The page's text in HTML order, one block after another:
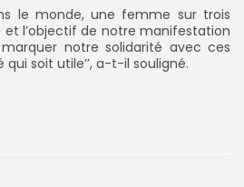
le monde, une femme sur trois
l’objectif de notre manifestation
marquer notre solidarité avec ces
soit utile’’, a-t-il souligné.